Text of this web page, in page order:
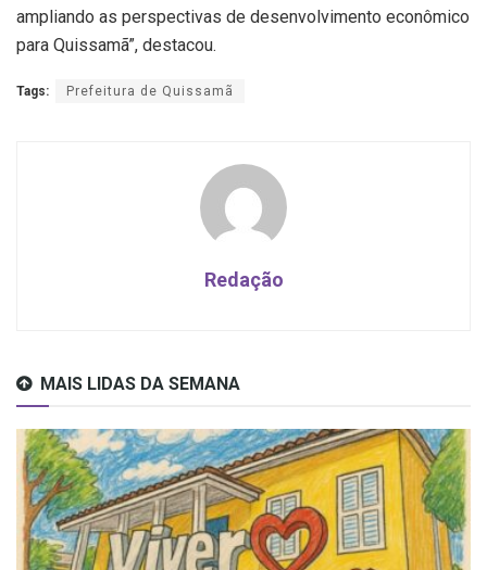
ampliando as perspectivas de desenvolvimento econômico
para Quissamã”, destacou.
Tags: Prefeitura de Quissamã
Redação
MAIS LIDAS DA SEMANA